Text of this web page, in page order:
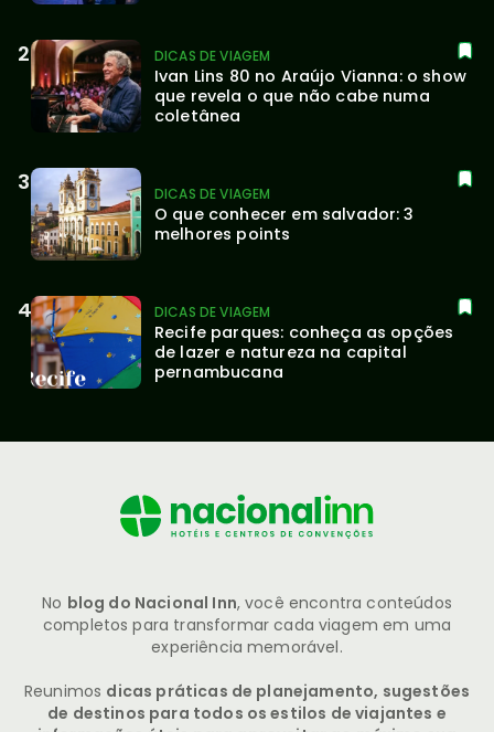
DICAS DE VIAGEM
Ivan Lins 80 no Araújo Vianna: o show
que revela o que não cabe numa
coletânea
DICAS DE VIAGEM
O que conhecer em salvador: 3
melhores points
DICAS DE VIAGEM
Recife parques: conheça as opções
de lazer e natureza na capital
pernambucana
No blog do Nacional Inn, você encontra conteúdos
completos para transformar cada viagem em uma
experiência memorável.
Reunimos dicas práticas de planejamento, sugestões
de destinos para todos os estilos de viajantes e